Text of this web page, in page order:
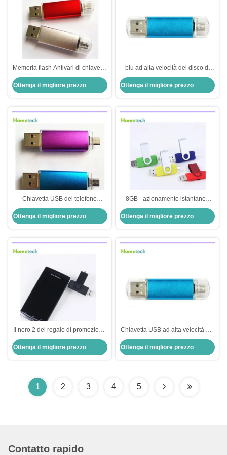
Memoria flash Antivari di chiavetta
USB del telefono cellulare di USB
2.0 di OTG con il logo stampato
Ottenga il migliore prezzo
blu ad alta velocità del disco di
chiavetta USB U del telefono
cellulare di 2GB OTG, 10MB/s
Ottenga il migliore prezzo
Chiavetta USB del telefono
cellulare dell'OEM, micro chiavetta
USB della doppia porta con il
micro Usb per Android
Ottenga il migliore prezzo
8GB - azionamento istantaneo
32GB USB 2.0/1,1 su ordinazione
per la chiavetta USB del Samsung
Galaxy Note/nesso/telefono
Ottenga il migliore prezzo
Il nero 2 del regalo di promozione
in 1 chiavetta USB 64GB del
telefono cellulare della chiavetta
USB 4gb 8gb 16gb 32gb
Ottenga il migliore prezzo
Chiavetta USB ad alta velocità del
telefono cellulare di OTG
Ottenga il migliore prezzo
1 2 3 4 5
Contatto rapido